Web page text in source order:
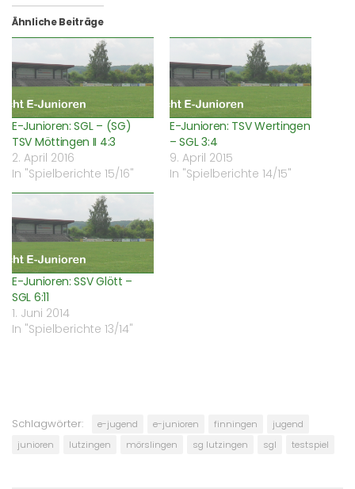
teilen
(Wird
in
neuem
teilen
(Wird
in
neuem
Fenster
geöffnet)
neuem
geöffnet)
Mail
senden
(Wird
neuem
Fenster
geöffnet)
Ähnliche Beiträge
E-Junioren: SGL – (SG)
TSV Möttingen II 4:3
2. April 2016
In "Spielberichte 15/16"
E-Junioren: TSV Wertingen
– SGL 3:4
9. April 2015
In "Spielberichte 14/15"
E-Junioren: SSV Glött –
SGL 6:11
1. Juni 2014
In "Spielberichte 13/14"
Schlagwörter: e-jugend e-junioren finningen
jugend
junioren
lutzingen mörslingen sg lutzingen sgl testspiel